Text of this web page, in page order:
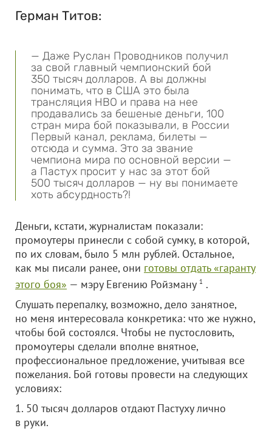
Герман Титов:
— Даже Руслан Проводников получил
за свой главный чемпионский бой
350 тысяч долларов. А вы должны
понимать, что в США это была
трансляция HBO и права на нее
продавались за бешеные деньги, 100
стран мира бой показывали, в России
Первый канал, реклама, билеты —
отсюда и сумма. Это за звание
чемпиона мира по основной версии —
а Пастух просит у нас за этот бой
500 тысяч долларов — ну вы понимаете
хоть абсурдность?!
Деньги, кстати, журналистам показали:
промоутеры принесли с собой сумку, в которой,
по их словам, было 5 млн рублей. Остальное,
как мы писали ранее, они готовы отдать «гаранту
этого боя» — мэру Евгению Ройзману 1 .
Слушать перепалку, возможно, дело занятное,
но меня интересовала конкретика: что же нужно,
чтобы бой состоялся. Чтобы не пустословить,
промоутеры сделали вполне внятное,
профессиональное предложение, учитывая все
пожелания. Бой готовы провести на следующих
условиях:
1. 50 тысяч долларов отдают Пастуху лично
в руки.